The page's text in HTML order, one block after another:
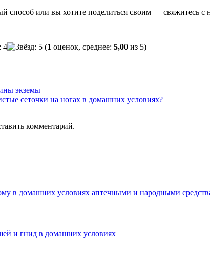
способ или вы хотите поделиться своим — свяжитесь с
(1 оценок, среднее: 5,00 из 5)
экземы
сеточки на ногах в домашних условиях?
комментарий.
в домашних условиях аптечными и народными
и гнид в домашних условиях